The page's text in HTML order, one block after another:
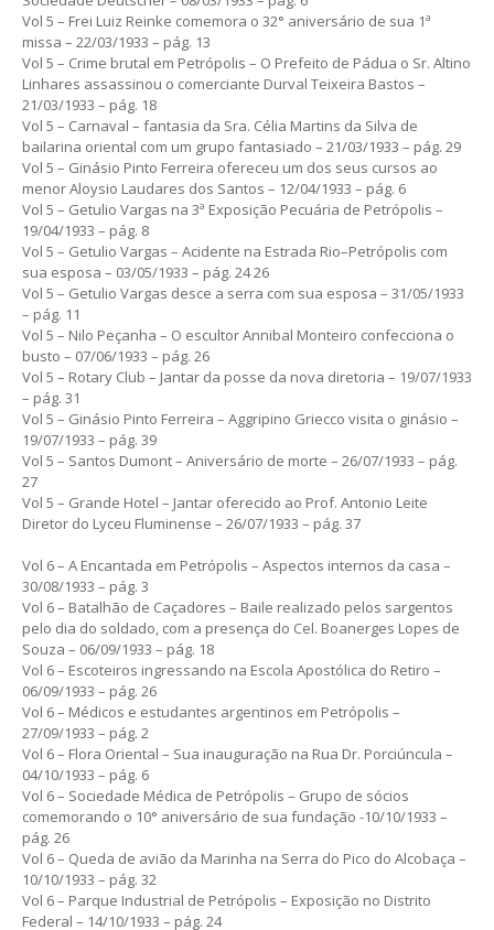
Vol 5 – Frei Luiz Reinke comemora o 32° aniversário de sua 1ª
missa – 22/03/1933 – pág. 13
Vol 5 – Crime brutal em Petrópolis – O Prefeito de Pádua o Sr. Altino
Linhares assassinou o comerciante Durval Teixeira Bastos –
21/03/1933 – pág. 18
Vol 5 – Carnaval – fantasia da Sra. Célia Martins da Silva de
bailarina oriental com um grupo fantasiado – 21/03/1933 – pág. 29
Vol 5 – Ginásio Pinto Ferreira ofereceu um dos seus cursos ao
menor Aloysio Laudares dos Santos – 12/04/1933 – pág. 6
Vol 5 – Getulio Vargas na 3ª Exposição Pecuária de Petrópolis –
19/04/1933 – pág. 8
Vol 5 – Getulio Vargas – Acidente na Estrada Rio–Petrópolis com
sua esposa – 03/05/1933 – pág. 24 26
Vol 5 – Getulio Vargas desce a serra com sua esposa – 31/05/1933
– pág. 11
Vol 5 – Nilo Peçanha – O escultor Annibal Monteiro confecciona o
busto – 07/06/1933 – pág. 26
Vol 5 – Rotary Club – Jantar da posse da nova diretoria – 19/07/1933
– pág. 31
Vol 5 – Ginásio Pinto Ferreira – Aggripino Griecco visita o ginásio –
19/07/1933 – pág. 39
Vol 5 – Santos Dumont – Aniversário de morte – 26/07/1933 – pág.
27
Vol 5 – Grande Hotel – Jantar oferecido ao Prof. Antonio Leite
Diretor do Lyceu Fluminense – 26/07/1933 – pág. 37
Vol 6 – A Encantada em Petrópolis – Aspectos internos da casa –
30/08/1933 – pág. 3
Vol 6 – Batalhão de Caçadores – Baile realizado pelos sargentos
pelo dia do soldado, com a presença do Cel. Boanerges Lopes de
Souza – 06/09/1933 – pág. 18
Vol 6 – Escoteiros ingressando na Escola Apostólica do Retiro –
06/09/1933 – pág. 26
Vol 6 – Médicos e estudantes argentinos em Petrópolis –
27/09/1933 – pág. 2
Vol 6 – Flora Oriental – Sua inauguração na Rua Dr. Porciúncula –
04/10/1933 – pág. 6
Vol 6 – Sociedade Médica de Petrópolis – Grupo de sócios
comemorando o 10° aniversário de sua fundação -10/10/1933 –
pág. 26
Vol 6 – Queda de avião da Marinha na Serra do Pico do Alcobaça –
10/10/1933 – pág. 32
Vol 6 – Parque Industrial de Petrópolis – Exposição no Distrito
Federal – 14/10/1933 – pág. 24